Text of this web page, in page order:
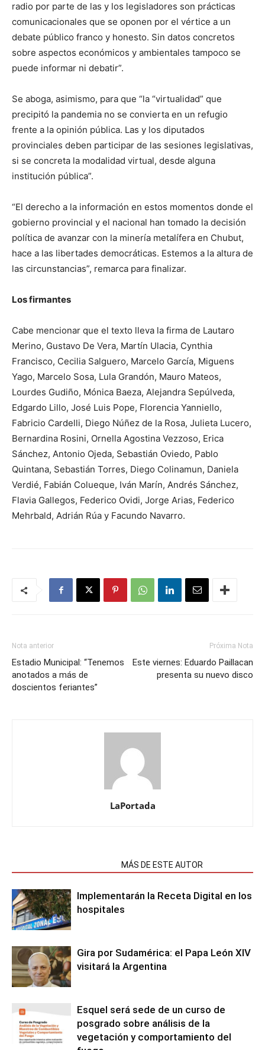
radio por parte de las y los legisladores son prácticas
comunicacionales que se oponen por el vértice a un
debate público franco y honesto. Sin datos concretos
sobre aspectos económicos y ambientales tampoco se
puede informar ni debatir”.
Se aboga, asimismo, para que “la “virtualidad” que
precipitó la pandemia no se convierta en un refugio
frente a la opinión pública. Las y los diputados
provinciales deben participar de las sesiones legislativas,
si se concreta la modalidad virtual, desde alguna
institución pública”.
“El derecho a la información en estos momentos donde el
gobierno provincial y el nacional han tomado la decisión
política de avanzar con la minería metalífera en Chubut,
hace a las libertades democráticas. Estemos a la altura de
las circunstancias”, remarca para finalizar.
Los firmantes
Cabe mencionar que el texto lleva la firma de Lautaro
Merino, Gustavo De Vera, Martín Ulacia, Cynthia
Francisco, Cecilia Salguero, Marcelo García, Miguens
Yago, Marcelo Sosa, Lula Grandón, Mauro Mateos,
Lourdes Gudiño, Mónica Baeza, Alejandra Sepúlveda,
Edgardo Lillo, José Luis Pope, Florencia Yanniello,
Fabricio Cardelli, Diego Núñez de la Rosa, Julieta Lucero,
Bernardina Rosini, Ornella Agostina Vezzoso, Erica
Sánchez, Antonio Ojeda, Sebastián Oviedo, Pablo
Quintana, Sebastián Torres, Diego Colinamun, Daniela
Verdié, Fabián Colueque, Iván Marín, Andrés Sánchez,
Flavia Gallegos, Federico Ovidi, Jorge Arias, Federico
Mehrbald, Adrián Rúa y Facundo Navarro.
Nota anterior
Estadio Municipal: “Tenemos
anotados a más de
doscientos feriantes”
Próxima Nota
Este viernes: Eduardo Paillacan
presenta su nuevo disco
LaPortada
MÁS DE ESTE AUTOR
Implementarán la Receta Digital en los
hospitales
Gira por Sudamérica: el Papa León XIV
visitará la Argentina
Esquel será sede de un curso de
posgrado sobre análisis de la
vegetación y comportamiento del